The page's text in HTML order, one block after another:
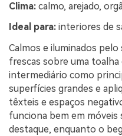
Clima: calmo, arejado,
Ideal para: interiores de
Calmos e iluminados
frescas sobre uma toalha
intermediário como
superfícies grandes e
têxteis e espaços
funciona bem em móveis
destaque, enquanto o